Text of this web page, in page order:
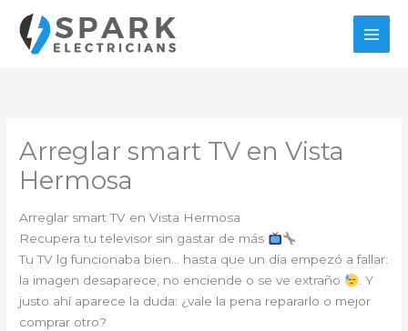
contenido
Arreglar smart TV en Vista
Hermosa
Arreglar smart TV en Vista Hermosa
Recupera tu televisor sin gastar de más
Tu TV lg funcionaba bien… hasta que un día empezó a fallar:
la imagen desaparece, no enciende o se ve extraño
. Y
justo ahí aparece la duda: ¿vale la pena repararlo o mejor
comprar otro?